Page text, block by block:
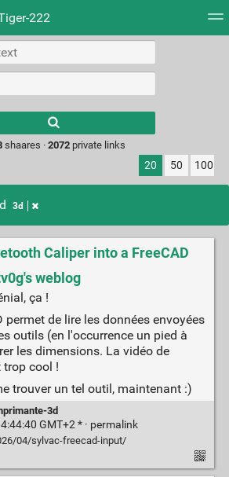
222
wall
results.
shaares ·2072 private links
20 50 100
3d
Caliper into a FreeCAD
weblog
ça !
permet de lire les données envoyées
outils (en l'occurrence un pied à
les dimensions. La vidéo de
cool !
trouver un tel outil, maintenant :)
3d
GMT+2 * · permalink
04/sylvac-freecad-input/